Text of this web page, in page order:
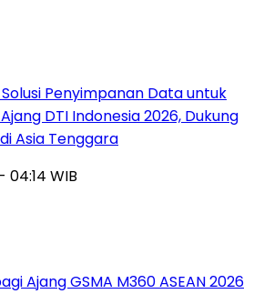
Solusi Penyimpanan Data untuk
DTI Indonesia 2026, Dukung
Asia Tenggara
04:14 WIB
Ajang GSMA M360 ASEAN 2026